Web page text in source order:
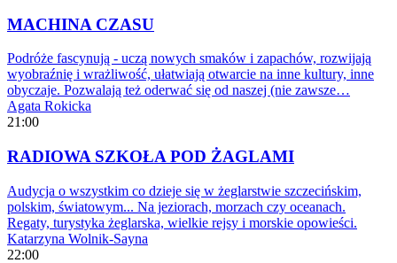
MACHINA CZASU
Podróże fascynują - uczą nowych smaków i zapachów, rozwijają
wyobraźnię i wrażliwość, ułatwiają otwarcie na inne kultury, inne
obyczaje. Pozwalają też oderwać się od naszej (nie zawsze…
Agata Rokicka
21:00
RADIOWA SZKOŁA POD ŻAGLAMI
Audycja o wszystkim co dzieje się w żeglarstwie szczecińskim,
polskim, światowym... Na jeziorach, morzach czy oceanach.
Regaty, turystyka żeglarska, wielkie rejsy i morskie opowieści.
Katarzyna Wolnik-Sayna
22:00